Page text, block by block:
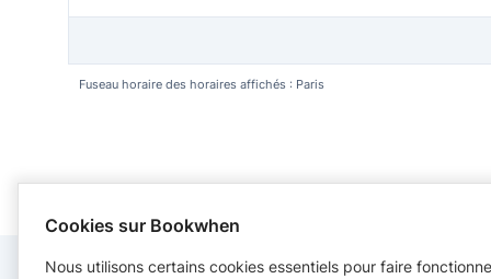
Fuseau horaire des horaires affichés : Paris
Cookies sur Bookwhen
Nous utilisons certains cookies essentiels pour faire